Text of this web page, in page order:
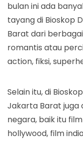
bulan ini ada
tayang di Bioskop
Barat dari
romantis atau
action, fiksi,
Selain itu, di
Jakarta Barat juga
negara, baik itu
hollywood, film